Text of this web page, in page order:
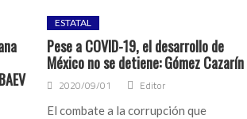
ESTATAL
Pese a COVID-19, el desarrollo de
México no se detiene: Gómez Cazarín
2020/09/01 Editor
El combate a la corrupción que